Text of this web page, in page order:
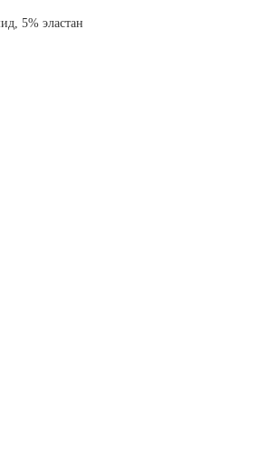
5% эластан